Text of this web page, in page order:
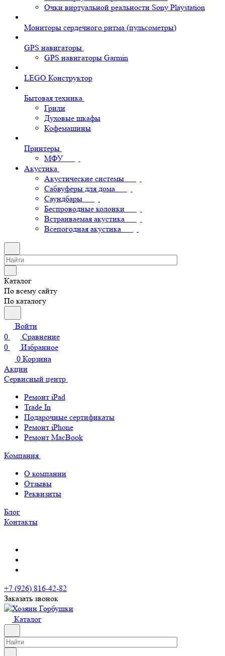
Очки виртуальной реальности Sony Playstation
Мониторы сердечного ритма (пульсометры)
GPS навигаторы
GPS навигаторы Garmin
LEGO Конструктор
Бытовая техника
Грили
Духовые шкафы
Кофемашины
Принтеры
МФУ
Акустика
Акустические системы
Сабвуферы для дома
Саундбары
Беспроводные колонки
Встраиваемая акустика
Всепогодная акустика
Каталог
По всему сайту
По каталогу
Войти
0
Сравнение
0
Избранное
0 Корзина
Акции
Сервисный центр
Ремонт iPad
Trade In
Подарочные сертификаты
Ремонт iPhone
Ремонт MacBook
Компания
О компании
Отзывы
Реквизиты
Блог
Контакты
+7 (926) 816-42-82
Заказать звонок
Каталог